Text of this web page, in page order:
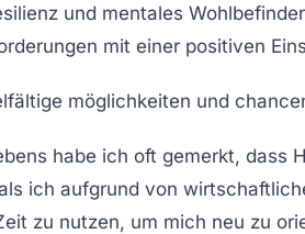
und mentales
mit einer positiven
habe ich oft gemerkt, dass
ich aufgrund von
zu nutzen, um mich neu zu